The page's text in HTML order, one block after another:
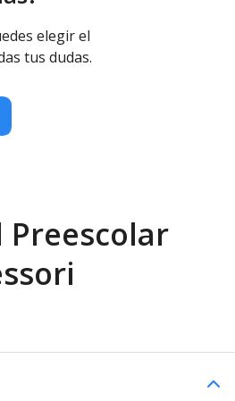
elegir el
tus dudas.
Preescolar